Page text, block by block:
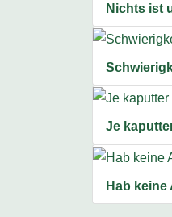
Nichts ist
Je
Hab